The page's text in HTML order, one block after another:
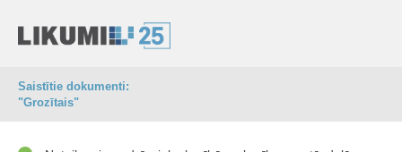
Saistītie dokumenti:
"Grozītais"